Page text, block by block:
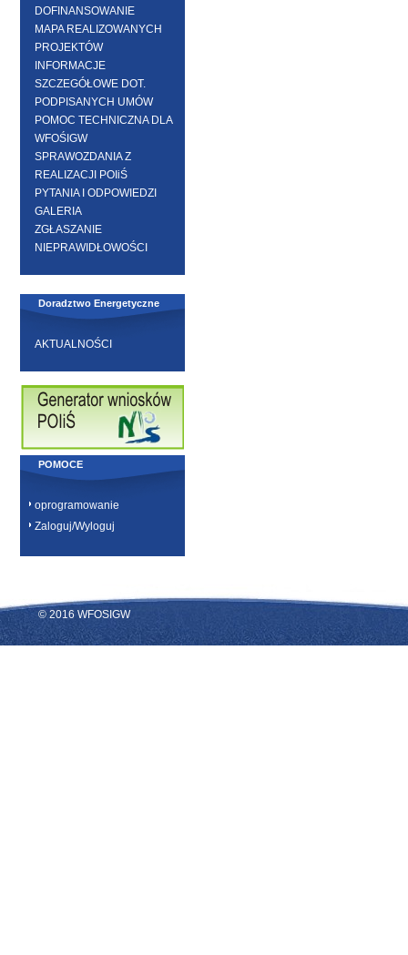
DOFINANSOWANIE
MAPA REALIZOWANYCH
PROJEKTÓW
INFORMACJE
SZCZEGÓŁOWE DOT.
PODPISANYCH UMÓW
POMOC TECHNICZNA DLA
WFOŚIGW
SPRAWOZDANIA Z
REALIZACJI POIiŚ
PYTANIA I ODPOWIEDZI
GALERIA
ZGŁASZANIE
NIEPRAWIDŁOWOŚCI
Doradztwo Energetyczne
AKTUALNOŚCI
POMOCE
oprogramowanie
Zaloguj/Wyloguj
© 2016 WFOSIGW